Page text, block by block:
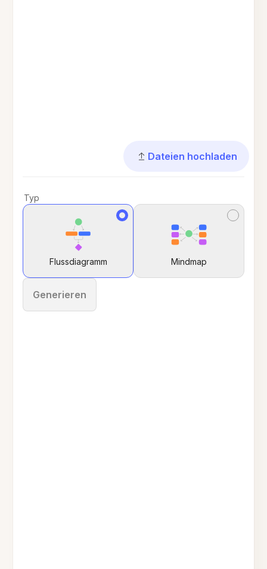
Dateien hochladen
Typ
Flussdiagramm Mindmap
Generieren